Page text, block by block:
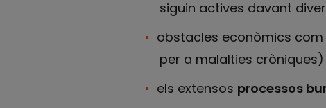
siguin actives davant
obstacles econòmics
per a malalties cròniques)
els extensos processos